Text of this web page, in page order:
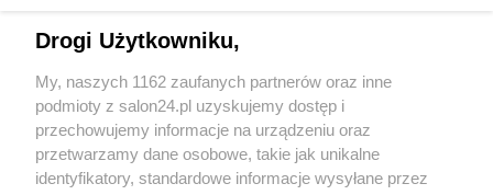
Sport
Społeczeństwo
Kultura
Drogi Użytkowniku,
My, naszych 1162 zaufanych partnerów oraz inne
podmioty z salon24.pl uzyskujemy dostęp i
przechowujemy informacje na urządzeniu oraz
przetwarzamy dane osobowe, takie jak unikalne
identyfikatory, standardowe informacje wysyłane przez